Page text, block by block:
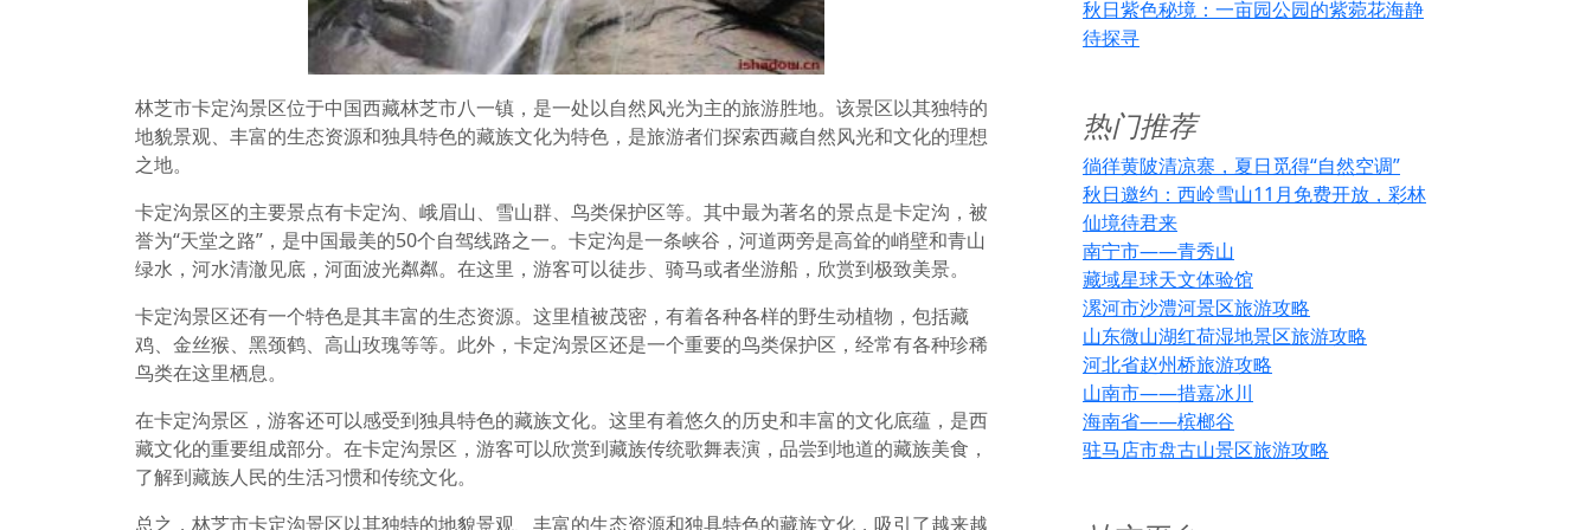
林芝市卡定沟景区位于中国西藏林芝市八一镇，是一处以自然风光为主的旅游胜地。该景区以其独特的
地貌景观、丰富的生态资源和独具特色的藏族文化为特色，是旅游者们探索西藏自然风光和文化的理想
之地。
卡定沟景区的主要景点有卡定沟、峨眉山、雪山群、鸟类保护区等。其中最为著名的景点是卡定沟，被
誉为“天堂之路”，是中国最美的50个自驾线路之一。卡定沟是一条峡谷，河道两旁是高耸的峭壁和青山
绿水，河水清澈见底，河面波光粼粼。在这里，游客可以徒步、骑马或者坐游船，欣赏到极致美景。
卡定沟景区还有一个特色是其丰富的生态资源。这里植被茂密，有着各种各样的野生动植物，包括藏
鸡、金丝猴、黑颈鹤、高山玫瑰等等。此外，卡定沟景区还是一个重要的鸟类保护区，经常有各种珍稀
鸟类在这里栖息。
在卡定沟景区，游客还可以感受到独具特色的藏族文化。这里有着悠久的历史和丰富的文化底蕴，是西
藏文化的重要组成部分。在卡定沟景区，游客可以欣赏到藏族传统歌舞表演，品尝到地道的藏族美食，
了解到藏族人民的生活习惯和传统文化。
总之，林芝市卡定沟景区以其独特的地貌景观、丰富的生态资源和独具特色的藏族文化，吸引了越来越
秋日紫色秘境：一亩园公园的紫菀花海静
待探寻
热门推荐
徜徉黄陂清凉寨，夏日觅得“自然空调”
秋日邀约：西岭雪山11月免费开放，彩林
仙境待君来
南宁市——青秀山
藏域星球天文体验馆
漯河市沙澧河景区旅游攻略
山东微山湖红荷湿地景区旅游攻略
河北省赵州桥旅游攻略
山南市——措嘉冰川
海南省——槟榔谷
驻马店市盘古山景区旅游攻略